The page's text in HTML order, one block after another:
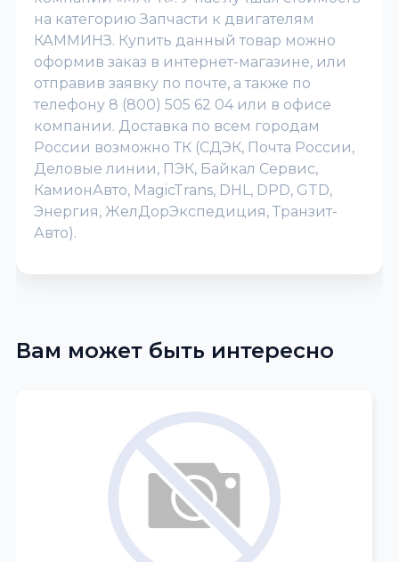
на категорию Запчасти к двигателям
КАММИНЗ. Купить данный товар можно
оформив заказ в интернет-магазине, или
отправив заявку по почте, а также по
телефону 8 (800) 505 62 04 или в офисе
компании. Доставка по всем городам
России возможно ТК (СДЭК, Почта России,
Деловые линии, ПЭК, Байкал Сервис,
КамионАвто, MagicTrans, DHL, DPD, GTD,
Энергия, ЖелДорЭкспедиция, Транзит-
Авто).
Вам может быть интересно